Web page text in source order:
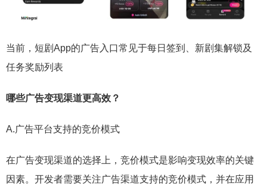
当前，短剧App的广告入口常见于每日签到、新剧集解锁及
任务奖励列表
哪些广告变现渠道更高效？
A.广告平台支持的竞价模式
在广告变现渠道的选择上，竞价模式是影响变现效率的关键
因素。开发者需要关注广告渠道支持的竞价模式，并在应用